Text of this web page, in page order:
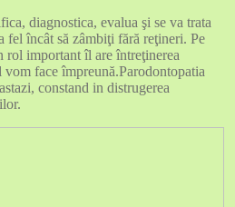
diagnostica, evalua şi se va trata
fel încât să zâmbiţi fără reţineri. Pe
rol important îl are întreţinerea
face împreună.Parodontopatia
constand in distrugerea